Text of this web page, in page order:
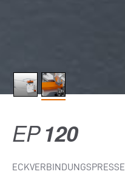
EP120
ECKVERBINDUNGSPRESSE